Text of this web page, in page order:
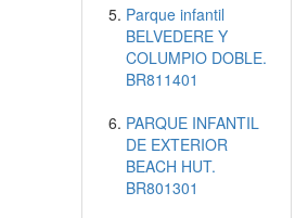
Parque infantil
BELVEDERE Y
COLUMPIO DOBLE.
BR811401
PARQUE INFANTIL
DE EXTERIOR
BEACH HUT.
BR801301